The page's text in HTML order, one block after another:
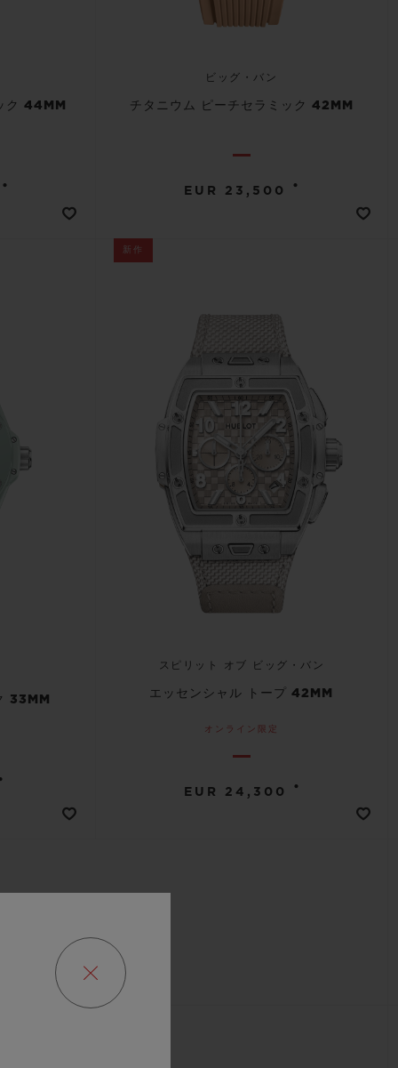
ク 44MM
•
ビッグ・バン
チタニウム ピーチセラミック 42MM
EUR 23,500 •
33MM
新作
スピリット オブ ビッグ・バン
エッセンシャル トープ 42MM
オンライン限定
EUR 24,300 •